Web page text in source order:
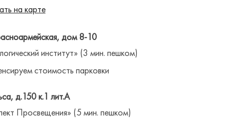
на карте
дом 8-10
институт» (3 мин. пешком)
стоимость парковки
д.150 к.1 лит.А
Просвещения» (5 мин. пешком)